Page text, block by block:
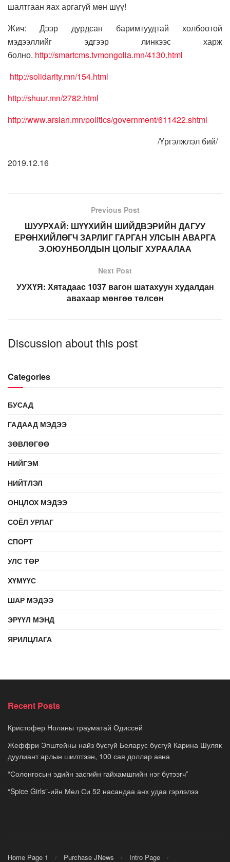
шалтгаан яах аргагүй мөн шүү!
Жич: Дээр дурдсан баримтуудтай холбоотой
мэдээллийг эдгээр линкээс харж
болно. http://smartcms.tvmongolia.mn/4130.html
http://solidarity.mn/154.html
http://shuur.mn/2782.html
http://www.arslan.mn/politics/government/611422.shtml
/Үргэлжлэл бий/
2019.12.16
Previous Post
ШУУРХАЙ: ШҮҮХИЙН ШИЙДВЭРИЙН ДАГУУ
ЕРӨНХИЙЛӨГЧ ЗАРЛИГ ГАРГАН УЛСЫН АВАРГА
Э.ОЮУНБОЛДЫН ЦОЛЫГ ХУРААЛАА
Next Post
УУХҮЯ: Хятадаас 1037 вагон шатахуун худалдан
авахаар мөнгөө төлсөн
Discussion about this post
Categories
БУСАД
ГАДААД МЭДЭЭ
ЗӨВЛӨГӨӨ
НИЙГЭМ
НИЙТЛЭЛ
ОНЦЛОХ МЭДЭЭ
СОЁЛ УРЛАГ
СПОРТ
УЛС ТӨР
ХҮМҮҮС
ШАР МЭДЭЭ
ЭРҮҮЛ МЭНД
ЯРИЛЦЛАГА
Recent Posts
Кристофер Ноланы трауматай Одиссей
Жеффри Эпштейны найз бүсгүй Беларус бүсгүй Карина Шуляк
дуулиант арлын шилтгээн, 100 сая доллар авна
“Солонгосын эдийн засгийн гайхамшгийн нэг бүтээгч”
“Spice Girls”-ийн Мел Си 52 насандаа анх удаа гэрлэлээ
Home Page 1 Purchase JNews Intro Page